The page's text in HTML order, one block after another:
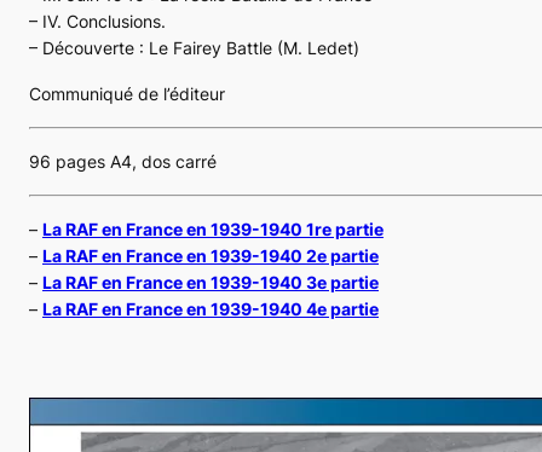
– IV. Conclusions.
– Découverte : Le Fairey Battle (M. Ledet)
Communiqué de l’éditeur
96 pages A4, dos carré
– La RAF en France en 1939-1940 1re partie
– La RAF en France en 1939-1940 2e partie
– La RAF en France en 1939-1940 3e partie
– La RAF en France en 1939-1940 4e partie